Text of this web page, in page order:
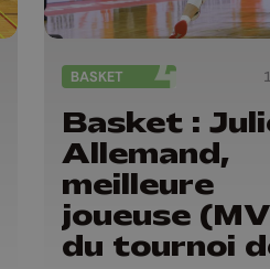
BASKET
Basket :
Allemand,
meilleure
joueuse
du tournoi